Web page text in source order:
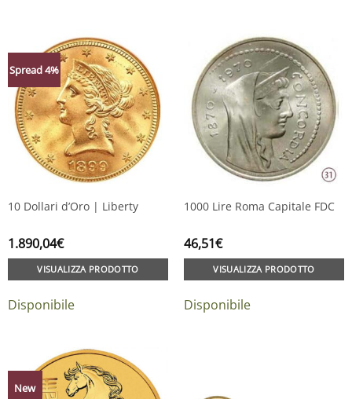
Spread 4%
10 Dollari d’Oro | Liberty
1.890,04€
VISUALIZZA PRODOTTO
Disponibile
1000 Lire Roma Capitale FDC
46,51€
VISUALIZZA PRODOTTO
Disponibile
New